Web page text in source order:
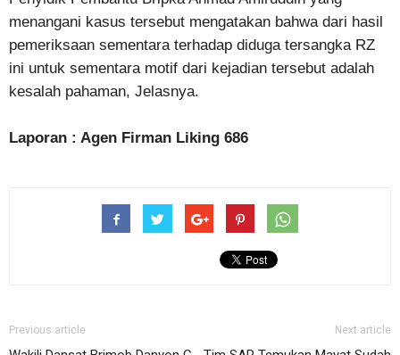
menangani kasus tersebut mengatakan bahwa dari hasil
pemeriksaan sementara terhadap diduga tersangka RZ
ini untuk sementara motif dari kejadian tersebut adalah
kesalah pahaman, Jelasnya.
Laporan : Agen Firman Liking 686
Previous article Next article